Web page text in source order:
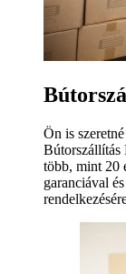
Ön is
Bútorszállítás
több, mint 20
garanciával